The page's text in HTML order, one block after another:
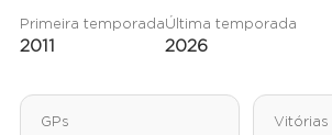
Primeira temporada
2011
Última temporada
2026
GPs Vitórias